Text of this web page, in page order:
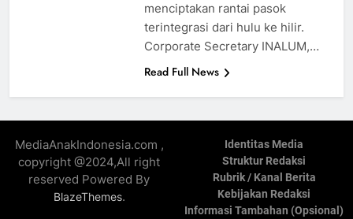
menciptakan rantai pasok
terintegrasi dari hulu ke hilir.
Corporate Secretary INALUM,…
Read Full News
MediaAnakIndonesia.com ,
copyright @2024,All right
reserved Powered By
BlazeThemes.
Identitas Media
Struktur Redaksi
Rubrik / Kanal Berita
Kebijakan Redaksi
Informasi Tambahan (Opsional)